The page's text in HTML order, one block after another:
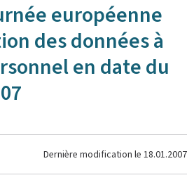
européenne
des données à
en date du
Dernière modification le 18.01.2007